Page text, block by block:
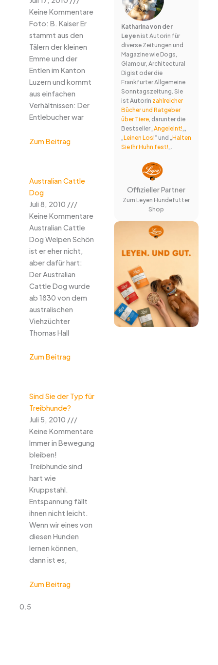
Keine Kommentare
Foto: B. Kaiser Er
stammt aus den
Tälern der kleinen
Emme und der
Entlen im Kanton
Luzern und kommt
aus einfachen
Verhältnissen: Der
Entlebucher war
Zum Beitrag
Australian Cattle
Dog
Juli 8, 2010
Keine Kommentare
Australian Cattle
Dog Welpen Schön
ist er eher nicht,
aber dafür hart:
Der Australian
Cattle Dog wurde
ab 1830 von dem
australischen
Viehzüchter
Thomas Hall
Zum Beitrag
Sind Sie der Typ für
Treibhunde?
Juli 5, 2010
Keine Kommentare
Immer in Bewegung
bleiben!
Treibhunde sind
hart wie
Kruppstahl.
Entspannung fällt
ihnen nicht leicht.
Wenn wir eines von
diesen Hunden
lernen können,
dann ist es,
Zum Beitrag
Katharina von der
Leyenist Autorin für
diverse Zeitungen und
Magazine wie Dogs,
Glamour, Architectural
Digist oder die
Frankfurter Allgemeine
Sonntagszeitung. Sie
ist Autorin zahlreicher
Bücher und Ratgeber
über Tiere, darunter die
Bestseller „ Angeleint!
Leinen Los!“ und „ Halten
Sie Ihr Huhn fest!
Offizieller Partner
Zum Leyen Hundefutter
Shop